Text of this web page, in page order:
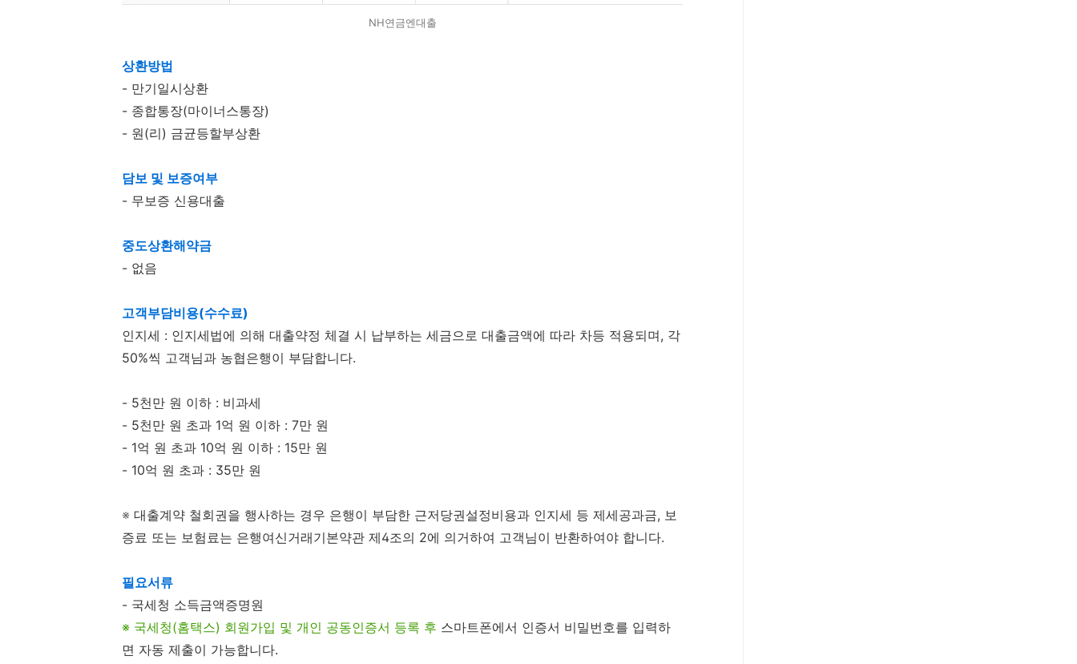
NH연금엔대출
상환방법
- 만기일시상환
- 종합통장(마이너스통장)
- 원(리) 금균등할부상환
담보 및 보증여부
- 무보증 신용대출
중도상환해약금
- 없음
고객부담비용(수수료)
인지세 : 인지세법에 의해 대출약정 체결 시 납부하는 세금으로 대출금액에 따라 차등 적용되며, 각
50%씩 고객님과 농협은행이 부담합니다.
- 5천만 원 이하 : 비과세
- 5천만 원 초과 1억 원 이하 : 7만 원
- 1억 원 초과 10억 원 이하 : 15만 원
- 10억 원 초과 : 35만 원
※ 대출계약 철회권을 행사하는 경우 은행이 부담한 근저당권설정비용과 인지세 등 제세공과금, 보
증료 또는 보험료는 은행여신거래기본약관 제4조의 2에 의거하여 고객님이 반환하여야 합니다.
필요서류
- 국세청 소득금액증명원
※ 국세청(홈택스) 회원가입 및 개인 공동인증서 등록 후 스마트폰에서 인증서 비밀번호를 입력하
면 자동 제출이 가능합니다.